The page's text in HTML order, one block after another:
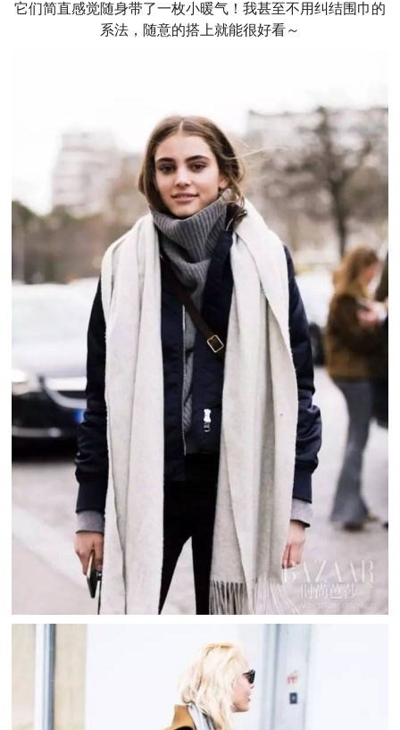
它们简直感觉随身带了一枚小暖气！我甚至不用纠结围巾的
系法，随意的搭上就能很好看～